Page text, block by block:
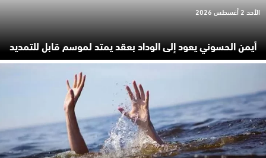
أيمن الحسوني يعود إلى الوداد بعقد يمتد لموسم قابل للتمديد
الأحد 2 أغسطس 2026